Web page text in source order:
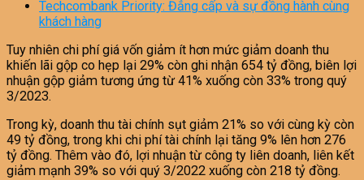
Techcombank Priority: Đẳng cấp và sự đồng hành cùng
khách hàng
Tuy nhiên chi phí giá vốn giảm ít hơn mức giảm doanh thu
khiến lãi gộp co hẹp lại 29% còn ghi nhận 654 tỷ đồng, biên lợi
nhuận gộp giảm tương ứng từ 41% xuống còn 33% trong quý
3/2023.
Trong kỳ, doanh thu tài chính sụt giảm 21% so với cùng kỳ còn
49 tỷ đồng, trong khi chi phí tài chính lại tăng 9% lên hơn 276
tỷ đồng. Thêm vào đó, lợi nhuận từ công ty liên doanh, liên kết
giảm mạnh 39% so với quý 3/2022 xuống còn 218 tỷ đồng.